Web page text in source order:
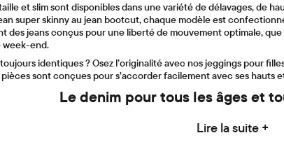
et slim sont disponibles dans une variété de délavages, de
super skinny au jean bootcut, chaque modèle est
des jeans conçus pour une liberté de mouvement optimale,
week-end.
identiques ? Osez l’originalité avec nos jeggings pour
sont conçues pour s’accorder facilement avec ses hauts
Le denim pour tous les âges et
Lire la suite +